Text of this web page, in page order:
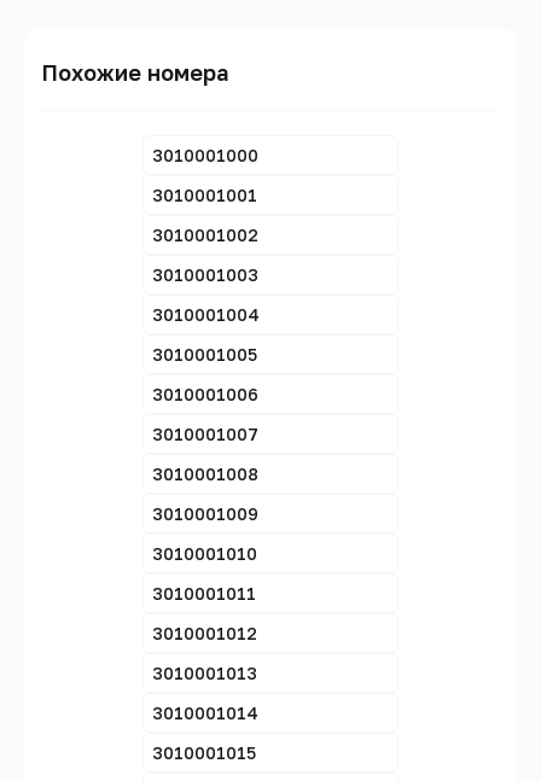
Похожие номера
3010001000
3010001001
3010001002
3010001003
3010001004
3010001005
3010001006
3010001007
3010001008
3010001009
3010001010
3010001011
3010001012
3010001013
3010001014
3010001015